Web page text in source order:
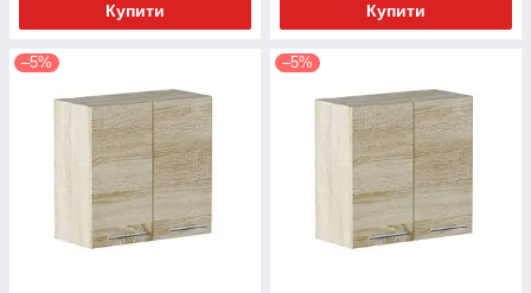
Купити Купити
–5% –5%